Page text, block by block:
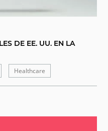
DE EE. UU. EN LA
Healthcare